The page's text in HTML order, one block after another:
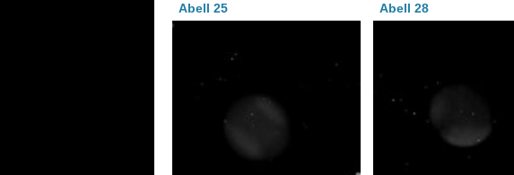
Abell 25 Abell 28